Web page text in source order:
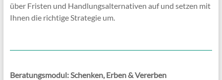
über Fristen und Handlungsalternativen auf und setzen mit
Ihnen die richtige Strategie um.
Beratungsmodul: Schenken, Erben & Vererben